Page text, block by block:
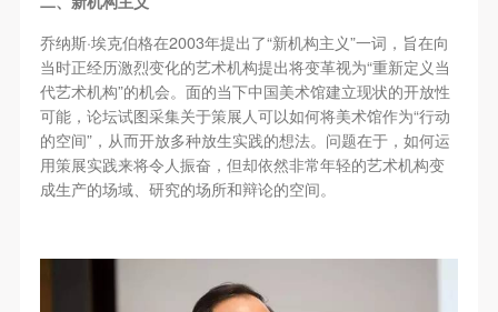
乔纳斯·埃克伯格在2003年提出了“新机构主义”一词，旨在向
当时正经历激烈变化的艺术机构提出将变革视为“重新定义当
代艺术机构”的机会。面的当下中国美术馆建立现状的开放性
可能，论坛试图采集关于策展人可以如何将美术馆作为“行动
的空间”，从而开放多种放生实践的想法。问题在于，如何运
用策展实践来将令人振奋，但却依然非常年轻的艺术机构变
成生产的场域、研究的场所和辩论的空间。
份，甲乙双方各执一份，均具有同等法律效力。
活动参与者意味着接受并承担本协议的全部义务，未
同意者意味着放弃参加此次活动的权利。凡参加这次
活动前，必须事先与自己的家属沟通，取得家属同
意，同时知晓并同意本免责声明。参加者签名/勾选
份，甲乙双方各执一份，均具有同等法律效力。
活动参与者意味着接受并承担本协议的全部义务，未
同意者意味着放弃参加此次活动的权利。凡参加这次
活动前，必须事先与自己的家属沟通，取得家属同
意，同时知晓并同意本免责声明。参加者签名/勾选
份，甲乙双方各执一份，均具有同等法律效力。
活动参与者意味着接受并承担本协议的全部义务，未
同意者意味着放弃参加此次活动的权利。凡参加这次
活动前，必须事先与自己的家属沟通，取得家属同
意，同时知晓并同意本免责声明。参加者签名/勾选